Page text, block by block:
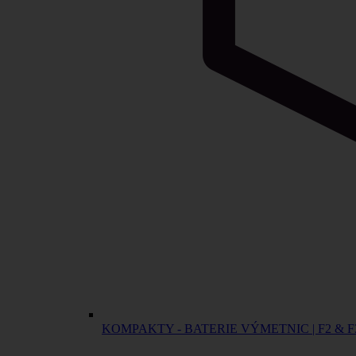
KOMPAKTY - BATERIE VÝMETNIC | F2 &